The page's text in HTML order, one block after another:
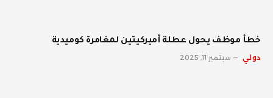
خطأ موظف يحول عطلة أميركيتين لمغامرة كوميدية
دولي سبتمبر 11, 2025